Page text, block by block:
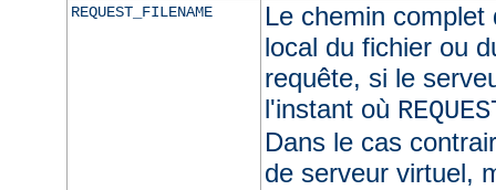
REQUEST_FILENAME
Le chemin
local du fichier ou
requête, si le
l'instant où
Dans le cas
de serveur virtuel,